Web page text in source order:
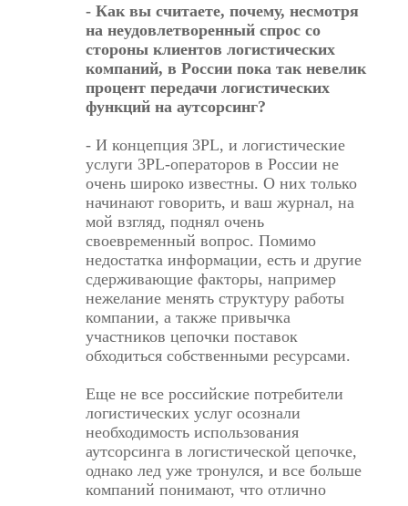
- Как вы считаете, почему, несмотря
на неудовлетворенный спрос со
стороны клиентов логистических
компаний, в России пока так невелик
процент передачи логистических
функций на аутсорсинг?
- И концепция 3PL, и логистические
услуги 3PL-операторов в России не
очень широко известны. О них только
начинают говорить, и ваш журнал, на
мой взгляд, поднял очень
своевременный вопрос. Помимо
недостатка информации, есть и другие
сдерживающие факторы, например
нежелание менять структуру работы
компании, а также привычка
участников цепочки поставок
обходиться собственными ресурсами.
Еще не все российские потребители
логистических услуг осознали
необходимость использования
аутсорсинга в логистической цепочке,
однако лед уже тронулся, и все больше
компаний понимают, что отлично